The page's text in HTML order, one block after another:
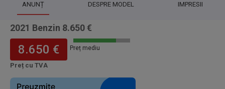
ANUNȚ DESPRE MODEL IMPRESII
2021 Benzin 8.650 €
8.650 €
Preț cu TVA
Preț mediu